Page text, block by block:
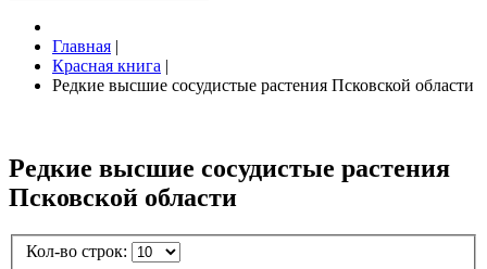
Главная |
Красная книга |
Редкие высшие сосудистые растения Псковской области
Редкие высшие сосудистые растения
Псковской области
Кол-во строк: